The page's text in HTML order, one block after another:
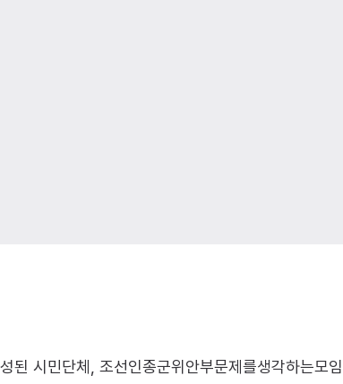
시민단체, 조선인종군위안부문제를생각하는모